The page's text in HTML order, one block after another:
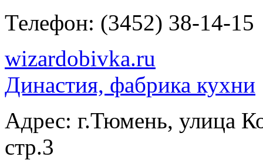
Телефон: (3452) 38-14-15
wizardobivka.ru
Династия, фабрика кухни
Адрес: г.Тюмень, улица
стр.3